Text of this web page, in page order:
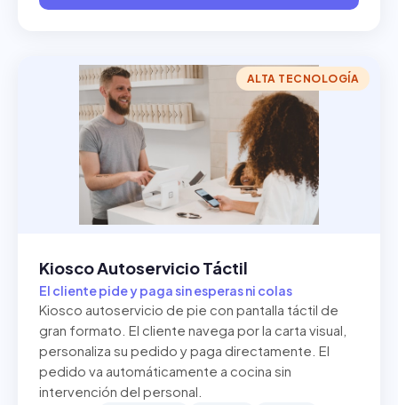
ALTA TECNOLOGÍA
Kiosco Autoservicio Táctil
El cliente pide y paga sin esperas ni colas
Kiosco autoservicio de pie con pantalla táctil de
gran formato. El cliente navega por la carta visual,
personaliza su pedido y paga directamente. El
pedido va automáticamente a cocina sin
intervención del personal.